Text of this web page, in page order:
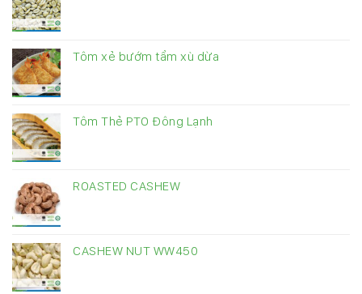
Tôm xẻ bướm tẩm xù dừa
Tôm Thẻ PTO Đông Lạnh
ROASTED CASHEW
CASHEW NUT WW450